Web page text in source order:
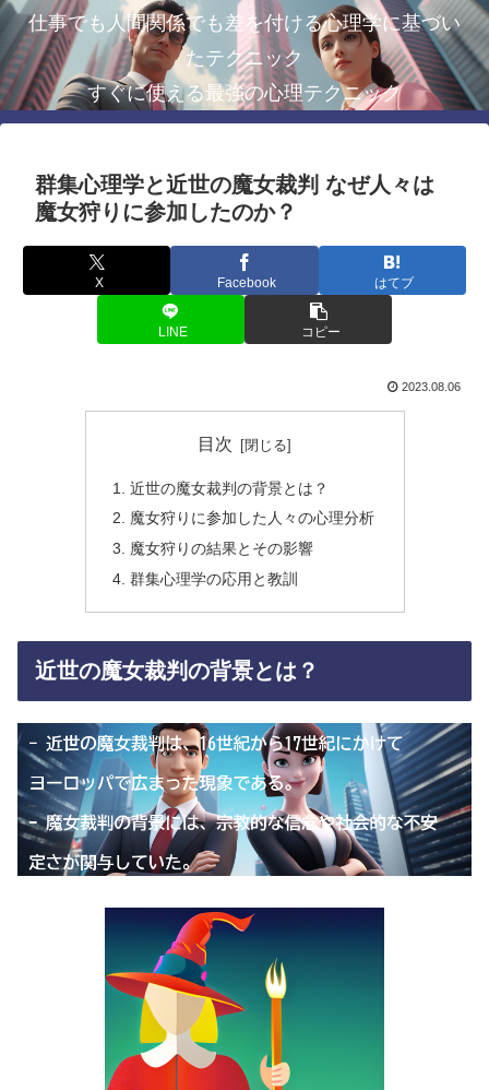
仕事でも人間関係でも差を付ける心理学に基づい
たテクニック
すぐに使える最強の心理テクニック
群集心理学と近世の魔女裁判 なぜ人々は
魔女狩りに参加したのか？
X Facebook はてブ
LINE コピー
2023.08.06
目次
近世の魔女裁判の背景とは？
魔女狩りに参加した人々の心理分析
魔女狩りの結果とその影響
群集心理学の応用と教訓
近世の魔女裁判の背景とは？